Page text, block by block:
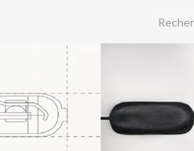
Search